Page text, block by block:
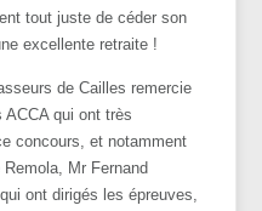
tout juste de céder son
excellente retraite !
de Cailles remercie
ACCA qui ont très
concours, et notamment
Mr Fernand
ont dirigés les épreuves,